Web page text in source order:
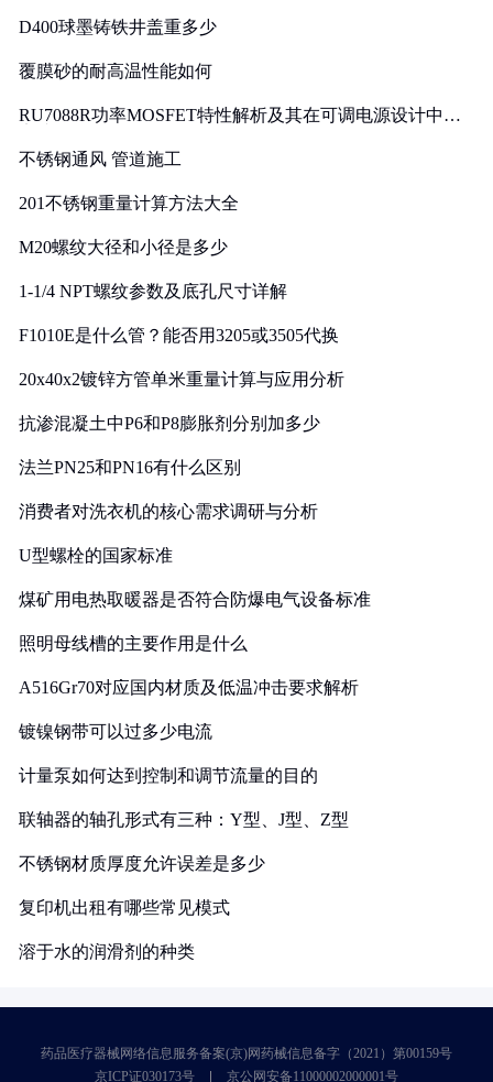
D400球墨铸铁井盖重多少
覆膜砂的耐高温性能如何
RU7088R功率MOSFET特性解析及其在可调电源设计中的
不锈钢通风 管道施工
201不锈钢重量计算方法大全
M20螺纹大径和小径是多少
1-1/4 NPT螺纹参数及底孔尺寸详解
F1010E是什么管？能否用3205或3505代换
20x40x2镀锌方管单米重量计算与应用分析
抗渗混凝土中P6和P8膨胀剂分别加多少
法兰PN25和PN16有什么区别
消费者对洗衣机的核心需求调研与分析
U型螺栓的国家标准
煤矿用电热取暖器是否符合防爆电气设备标准
照明母线槽的主要作用是什么
A516Gr70对应国内材质及低温冲击要求解析
镀镍钢带可以过多少电流
计量泵如何达到控制和调节流量的目的
联轴器的轴孔形式有三种：Y型、J型、Z型
不锈钢材质厚度允许误差是多少
复印机出租有哪些常见模式
溶于水的润滑剂的种类
药品医疗器械网络信息服务备案(京)网药械信息备字（2021）第00159号
京ICP证030173号
京公网安备11000002000001号